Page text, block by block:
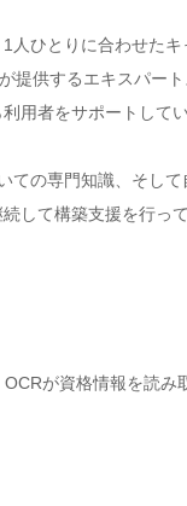
人ひとりに合わせた
供するエキスパー
用者をサポートして
の専門知識、そし
して構築支援を行っ
が資格情報を読み